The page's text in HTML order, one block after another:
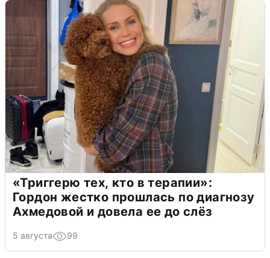
«Триггерю тех, кто в терапии»:
Гордон жестко прошлась по диагнозу
Ахмедовой и довела ее до слёз
5 августа 99